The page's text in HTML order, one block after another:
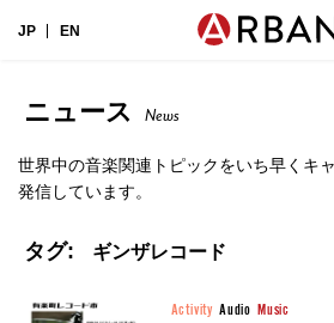
JP EN
ニュース News
世界中の音楽関連トピックをいち早くキ
発信しています。
タグ: ギンザレコード
Activity Audio Music